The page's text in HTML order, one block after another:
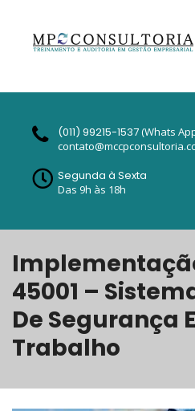
(011) 99215-1537(Whats
Segunda à Sexta
Das 9h às 18h
45001 –
De Segurança
Trabalho